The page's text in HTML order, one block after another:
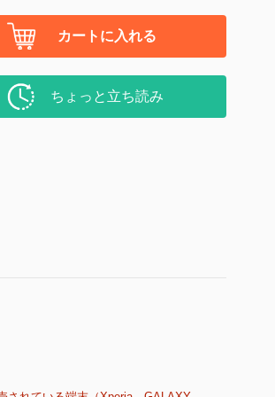
カートに入れる
ちょっと立ち読み